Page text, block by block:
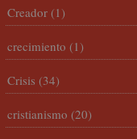
Creador (1)
crecimiento (1)
Crisis (34)
cristianismo (20)